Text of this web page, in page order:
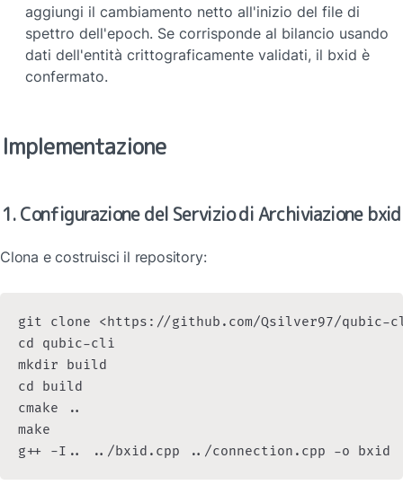
aggiungi il cambiamento netto all'inizio del file di
spettro dell'epoch. Se corrisponde al bilancio usando
dati dell'entità crittograficamente validati, il bxid è
confermato.
Implementazione
1. Configurazione del Servizio di Archiviazione bxid
Clona e costruisci il repository:
git clone <https://github.com/Qsilver97/qubic-
cd qubic-cli
mkdir build
cd build
cmake ..
make